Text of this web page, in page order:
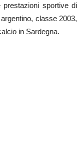
sportive di
classe 2003,
in Sardegna.